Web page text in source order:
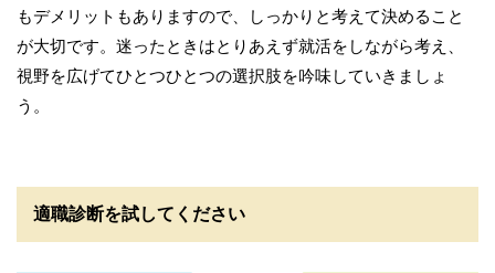
もデメリットもありますので、しっかりと考えて決めること
が大切です。迷ったときはとりあえず就活をしながら考え、
視野を広げてひとつひとつの選択肢を吟味していきましょ
う。
適職診断を試してください